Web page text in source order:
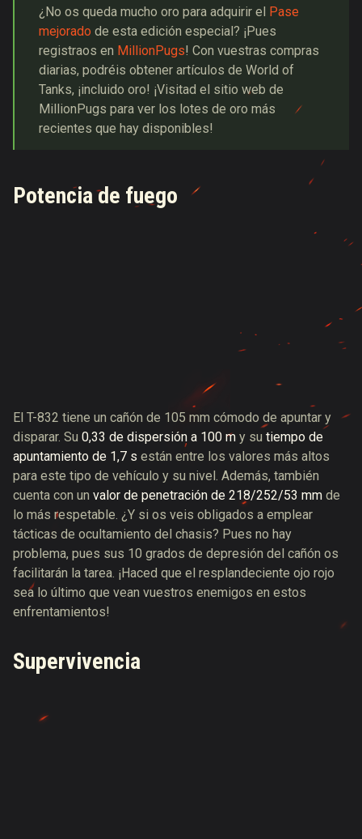
¿No os queda mucho oro para adquirir el Pase
mejorado de esta edición especial? ¡Pues
registraos en MillionPugs! Con vuestras compras
diarias, podréis obtener artículos de World of
Tanks, ¡incluido oro! ¡Visitad el sitio web de
MillionPugs para ver los lotes de oro más
recientes que hay disponibles!
Potencia de fuego
El T-832 tiene un cañón de 105 mm cómodo de apuntar y
disparar. Su 0,33 de dispersión a 100 m y su tiempo de
apuntamiento de 1,7 s están entre los valores más altos
para este tipo de vehículo y su nivel. Además, también
cuenta con un valor de penetración de 218/252/53 mm de
lo más respetable. ¿Y si os veis obligados a emplear
tácticas de ocultamiento del chasis? Pues no hay
problema, pues sus 10 grados de depresión del cañón os
facilitarán la tarea. ¡Haced que el resplandeciente ojo rojo
sea lo último que vean vuestros enemigos en estos
enfrentamientos!
Supervivencia